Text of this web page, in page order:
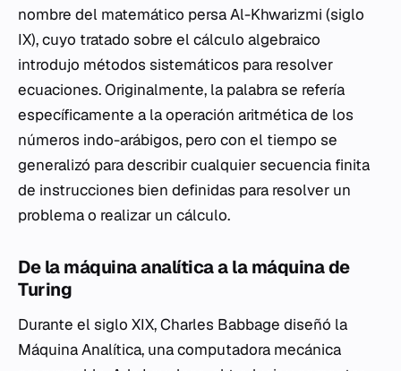
nombre del matemático persa Al-Khwarizmi (siglo
IX), cuyo tratado sobre el cálculo algebraico
introdujo métodos sistemáticos para resolver
ecuaciones. Originalmente, la palabra se refería
específicamente a la operación aritmética de los
números indo-arábigos, pero con el tiempo se
generalizó para describir cualquier secuencia finita
de instrucciones bien definidas para resolver un
problema o realizar un cálculo.
De la máquina analítica a la máquina de
Turing
Durante el siglo XIX, Charles Babbage diseñó la
Máquina Analítica, una computadora mecánica